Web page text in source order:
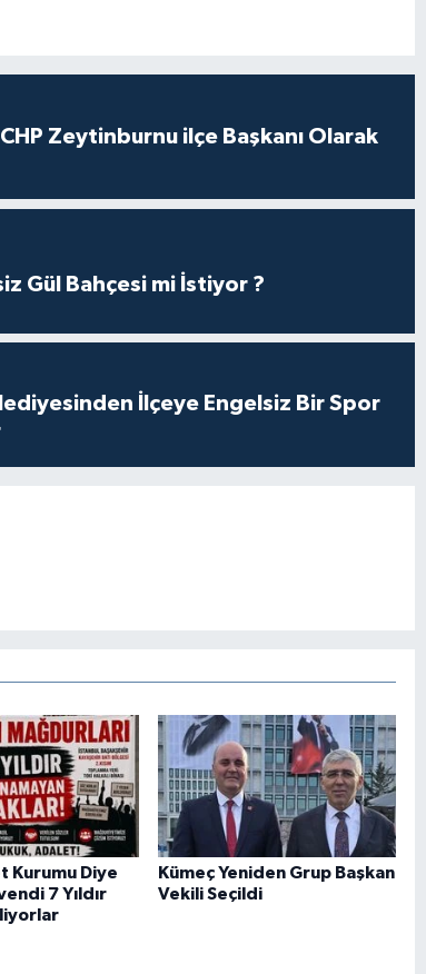
Zeytinburnu ilçe Başkanı Olarak
Gül Bahçesi mi İstiyor ?
İlçeye Engelsiz Bir Spor
Kurumu Diye
7 Yıldır
Kümeç Yeniden Grup Başkan
Vekili Seçildi